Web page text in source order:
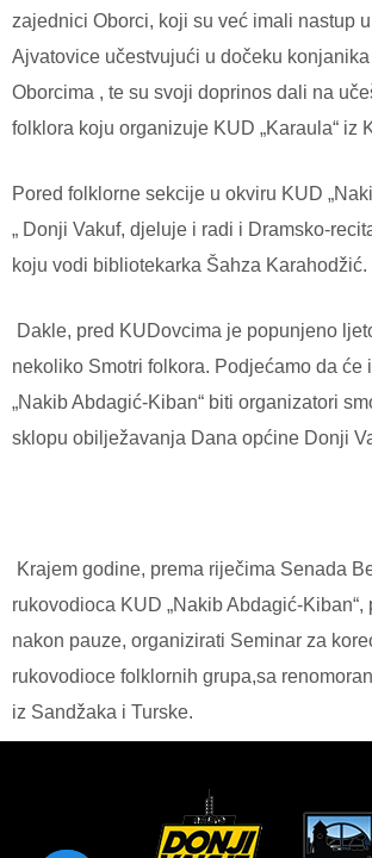
zajednici Oborci, koji su već imali nastup
Ajvatovice učestvujući u dočeku
Oborcima , te su svoji doprinos dali na
folklora koju organizuje KUD „Karaula“ iz
Pored folklorne sekcije u okviru KUD
„ Donji Vakuf, djeluje i radi i Dramsko-
koju vodi bibliotekarka Šahza Karahodžić.
Dakle, pred KUDovcima je popunjeno
nekoliko Smotri folkora. Podjećamo da će
„Nakib Abdagić-Kiban“ biti organizatori
sklopu obilježavanja Dana općine Donji
Krajem godine, prema riječima Senada
rukovodioca KUD „Nakib Abdagić-Kiban“,
nakon pauze, organizirati Seminar za
rukovodioce folklornih grupa,sa
iz Sandžaka i Turske.